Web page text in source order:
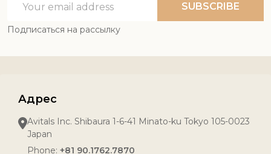
Address
SUBSCRIBE
Подписаться на рассылку
Адрес
Avitals Inc. Shibaura 1-6-41 Minato-ku Tokyo 105-0023
Japan
Phone: +81 90.1762.7870